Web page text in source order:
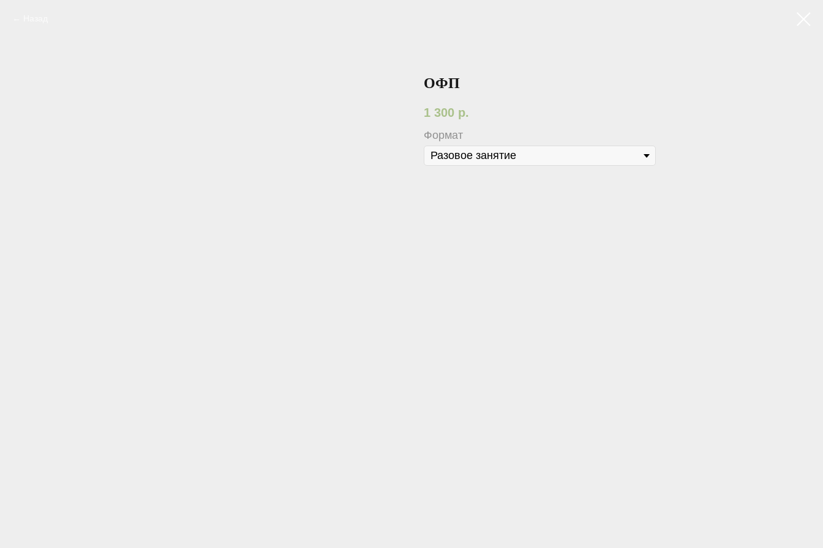
ОФП
1 300 р.
Формат